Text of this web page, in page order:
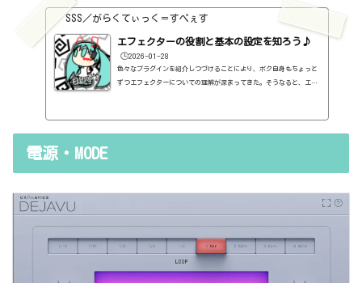
SSS／がらくてぃっく＝すぺぇす
エフェクターの役割と基本の設定を知ろう♪
🕒️2026-01-28
色々なプラグインを紹介しつづけることにより、ボク自身もちょっと
ずつエフェクターについての理解が深まってきた。そうなると、エフ
電源・MODE